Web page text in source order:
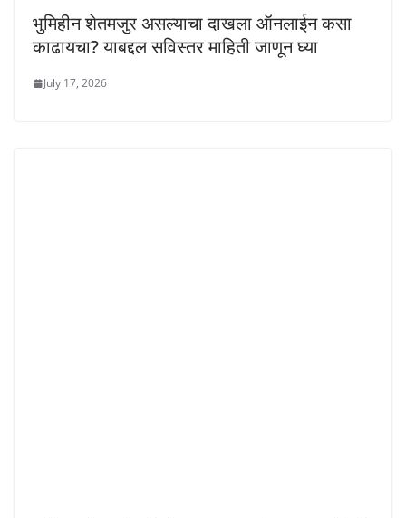
भुमिहीन शेतमजुर असल्याचा दाखला ऑनलाईन कसा
काढायचा? याबद्दल सविस्तर माहिती जाणून घ्या
July 17, 2026